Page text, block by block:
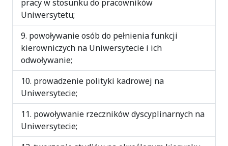
pracy w stosunku do pracowników
Uniwersytetu;
powoływanie osób do pełnienia funkcji
kierowniczych na Uniwersytecie i ich
odwoływanie;
prowadzenie polityki kadrowej na
Uniwersytecie;
powoływanie rzeczników dyscyplinarnych na
Uniwersytecie;